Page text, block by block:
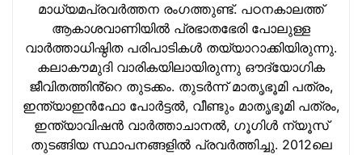
മാധ്യമപ്രവര്‍ത്തന രംഗത്തുണ്ട്. പഠനകാലത്ത്
ആകാശവാണിയില്‍ പ്രഭാതഭേരി പോലുള്ള
വാര്‍ത്താധിഷ്ഠിത പരിപാടികള്‍ തയ്യാറാക്കിയിരുന്നു.
കലാകൗമുദി വാരികയിലായിരുന്നു ഔദ്യോഗിക
ജീവിതത്തിൻ്റെ തുടക്കം. തുടര്‍ന്ന് മാതൃഭൂമി പത്രം,
ഇന്ത്യാഇന്‍ഫോ പോർട്ടൽ, വീണ്ടും മാതൃഭൂമി പത്രം,
ഇന്ത്യാവിഷന്‍ വാർത്താചാനൽ, ഗൂഗിൾ ന്യൂസ്
തുടങ്ങിയ സ്ഥാപനങ്ങളില്‍ പ്രവര്‍ത്തിച്ചു. 2012ലെ